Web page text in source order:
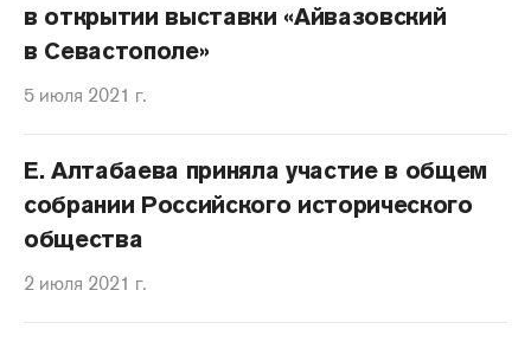
в открытии выставки «Айвазовский
в Севастополе»
5 июля 2021 г.
Е. Алтабаева приняла участие в общем
собрании Российского исторического
общества
2 июля 2021 г.